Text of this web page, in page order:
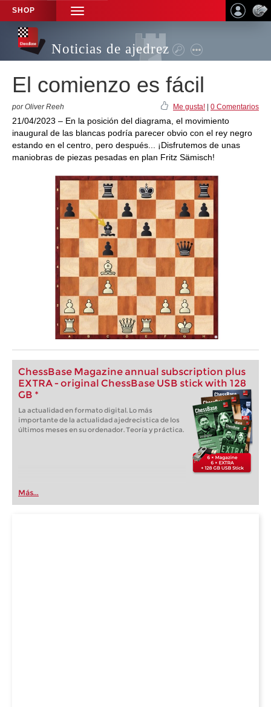
SHOP
TOGGLE
NAVIGATION
Noticias de ajedrez
El comienzo es fácil
por Oliver Reeh Me gusta! 0 Comentarios
21/04/2023 – En la posición del diagrama, el movimiento
inaugural de las blancas podría parecer obvio con el rey negro
estando en el centro, pero después... ¡Disfrutemos de unas
maniobras de piezas pesadas en plan Fritz Sämisch!
ChessBase Magazine annual subscription plus
EXTRA - original ChessBase USB stick with 128
GB *
La actualidad en formato digital. Lo más
importante de la actualidad ajedrecistica de los
últimos meses en su ordenador. Teoría y práctica.
Más...